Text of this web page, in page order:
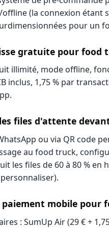
offline (la connexion étant
pour un
gratuite pour food
illimité, mode offline,
inclus, 1,75 % par
files d'attente
ou via QR code
au food truck,
les files de 60 à 80 %
mobile pour
: SumUp Air (29 € +